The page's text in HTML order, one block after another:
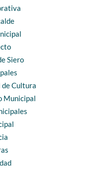
Siero
de Cultura
Municipal